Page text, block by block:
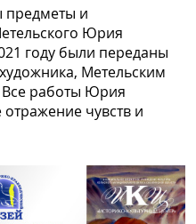
предметы и
Юрия
году были переданы
Метельским
работы Юрия
чувств и